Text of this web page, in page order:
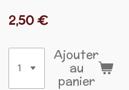
2,50 €
Ajouter
au
panier